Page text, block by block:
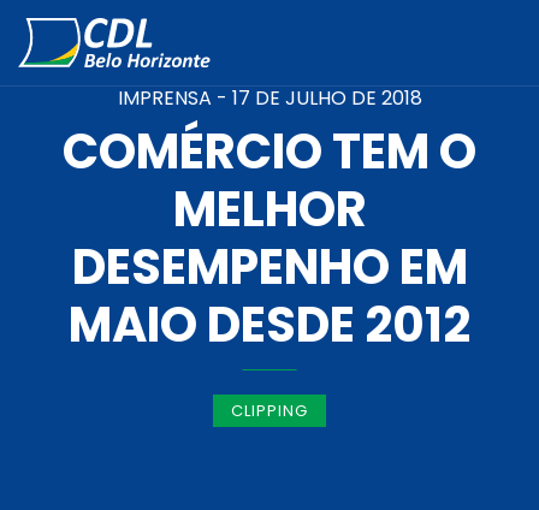
IMPRENSA - 17 DE JULHO DE 2018
COMÉRCIO TEM O
MELHOR
DESEMPENHO EM
MAIO DESDE 2012
CLIPPING